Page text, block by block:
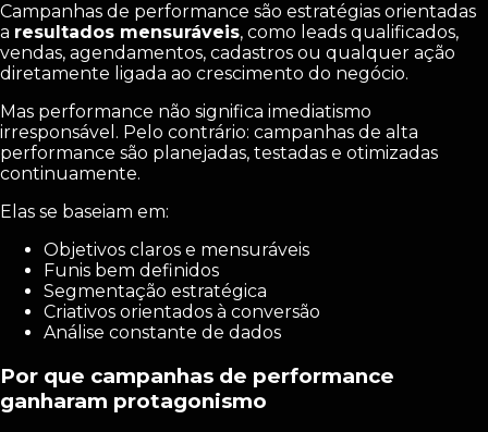
Campanhas de performance são estratégias orientadas
a resultados mensuráveis, como leads qualificados,
vendas, agendamentos, cadastros ou qualquer ação
diretamente ligada ao crescimento do negócio.
Mas performance não significa imediatismo
irresponsável. Pelo contrário: campanhas de alta
performance são planejadas, testadas e otimizadas
continuamente.
Elas se baseiam em:
Objetivos claros e mensuráveis
Funis bem definidos
Segmentação estratégica
Criativos orientados à conversão
Análise constante de dados
Por que campanhas de performance
ganharam protagonismo